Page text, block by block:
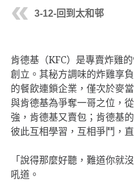
3-12-回到太和邨
肯德基（KFC）是專賣炸雞
創立。其秘方調味的炸雞享
的餐飲連鎖企業，僅次於麥
與肯德基為爭奪一哥之位，
強，肯德基又賣包；肯德基
彼此互相學習，互相爭鬥，
「說得那麼好聽，難道你就
吼道。